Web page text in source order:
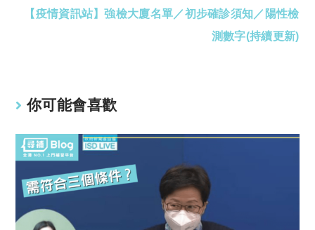
【疫情資訊站】強檢大廈名單／初步確診須知／陽性檢
測數字(持續更新)
你可能會喜歡